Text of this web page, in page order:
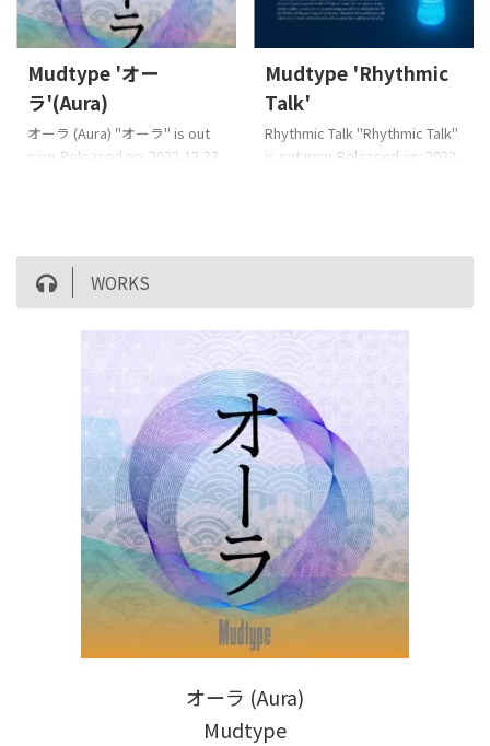
Mudtype 'オー
ラ'(Aura)
オーラ (Aura) "オーラ" is out
now. Released on: 2022-12-23
Dengan kata lain, semua
manusia adalah jenius. Ini
Mudtype 'Rhythmic
Talk'
Rhythmic Talk "Rhythmic Talk"
is out now. Released on: 2022-
©2022 ...
WORKS
オーラ (Aura)
Mudtype